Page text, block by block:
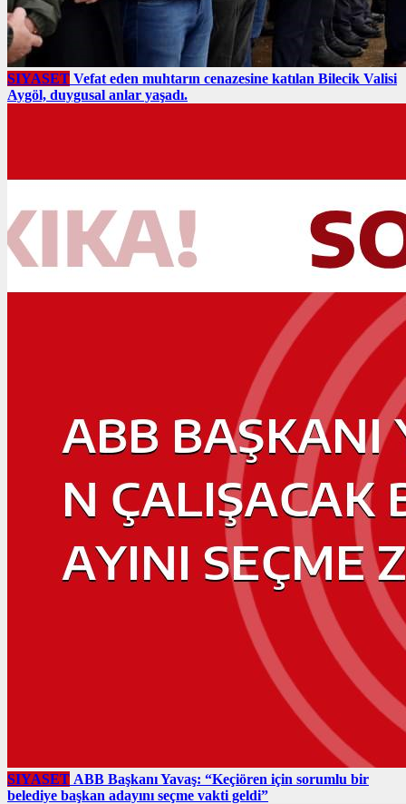
SIYASET Vefat eden muhtarın cenazesine katılan Bilecik Valisi
Aygöl, duygusal anlar yaşadı.
SIYASET ABB Başkanı Yavaş: “Keçiören için sorumlu bir
belediye başkan adayını seçme vakti geldi”